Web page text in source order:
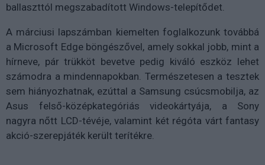
ballaszttól megszabadított Windows-telepítődet.
A márciusi lapszámban kiemelten foglalkozunk továbbá
a Microsoft Edge böngészővel, amely sokkal jobb, mint a
hírneve, pár trükköt bevetve pedig kiváló eszköz lehet
számodra a mindennapokban. Természetesen a tesztek
sem hiányozhatnak, ezúttal a Samsung csúcsmobilja, az
Asus felső-középkategóriás videokártyája, a Sony
nagyra nőtt LCD-tévéje, valamint két régóta várt fantasy
akció-szerepjáték került terítékre.